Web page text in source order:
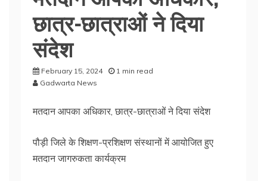
छात्र-छात्राओं ने दिया
संदेश
February 15, 2024
1 min read
Gadwarta News
मतदान आपका अधिकार, छात्र-छात्राओं ने दिया संदेश
पौड़ी जिले के शिक्षण-प्रशिक्षण संस्थानों में आयोजित हुए
मतदान जागरुकता कार्यक्रम